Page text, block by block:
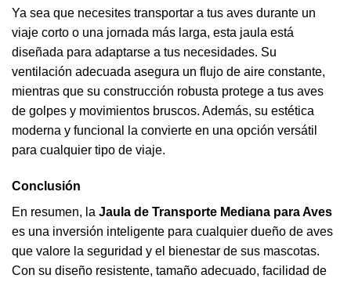
Ya sea que necesites transportar a tus aves durante un
viaje corto o una jornada más larga, esta jaula está
diseñada para adaptarse a tus necesidades. Su
ventilación adecuada asegura un flujo de aire constante,
mientras que su construcción robusta protege a tus aves
de golpes y movimientos bruscos. Además, su estética
moderna y funcional la convierte en una opción versátil
para cualquier tipo de viaje.
Conclusión
En resumen, la Jaula de Transporte Mediana paraAves
es una inversión inteligente para cualquier dueño de aves
que valore la seguridad y el bienestar de sus mascotas.
Con su diseño resistente, tamaño adecuado, facilidad de